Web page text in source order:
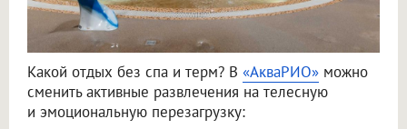
Какой отдых без спа и терм? В «АкваРИО» можно
сменить активные развлечения на телесную
и эмоциональную перезагрузку: